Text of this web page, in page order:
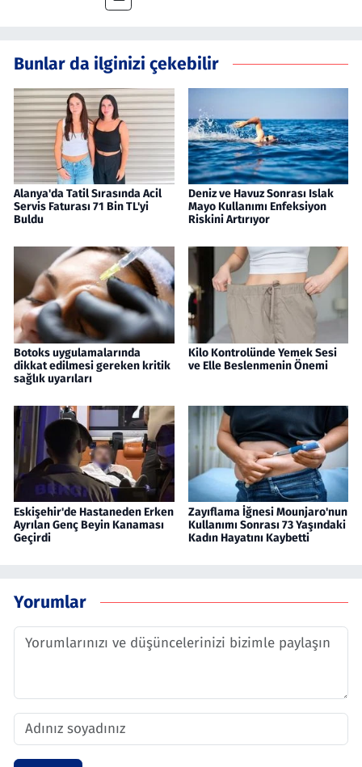
Bunlar da ilginizi çekebilir
Alanya'da Tatil Sırasında Acil
Servis Faturası 71 Bin TL'yi
Buldu
Deniz ve Havuz Sonrası Islak
Mayo Kullanımı Enfeksiyon
Riskini Artırıyor
Botoks uygulamalarında
dikkat edilmesi gereken kritik
sağlık uyarıları
Kilo Kontrolünde Yemek Sesi
ve Elle Beslenmenin Önemi
Eskişehir'de Hastaneden Erken
Ayrılan Genç Beyin Kanaması
Geçirdi
Zayıflama İğnesi Mounjaro'nun
Kullanımı Sonrası 73 Yaşındaki
Kadın Hayatını Kaybetti
Yorumlar